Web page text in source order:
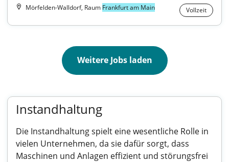
Mörfelden-Walldorf, Raum Frankfurt am Main Vollzeit
Weitere Jobs laden
Instandhaltung
Die Instandhaltung spielt eine wesentliche Rolle in
vielen Unternehmen, da sie dafür sorgt, dass
Maschinen und Anlagen effizient und störungsfrei